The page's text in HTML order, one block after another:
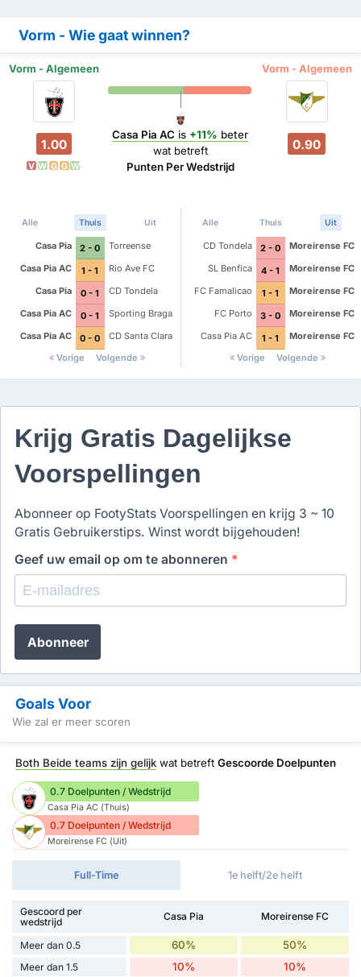
Vorm - Wie gaat winnen?
Vorm - Algemeen Vorm - Algemeen
1.00
V W G G W
Casa Pia AC is +11% beter
wat betreft
Punten Per Wedstrijd
0.90
Alle Thuis Uit
Casa Pia 2 - 0
Torreense
Casa Pia AC
1 - 1
Rio Ave FC
Casa Pia
0 - 1
CD Tondela
Casa Pia AC
0 - 1
Sporting Braga
Casa Pia AC
0 - 0
CD Santa Clara
Vorige
Volgende
Alle Thuis Uit
CD Tondela 2 - 0
Moreirense FC
SL Benfica
4 - 1
Moreirense FC
FC Famalicao
1 - 1
Moreirense FC
FC Porto
3 - 0
Moreirense FC
Casa Pia AC
1 - 1
Moreirense FC
Vorige
Volgende
Krijg Gratis Dagelijkse
Voorspellingen
Abonneer op FootyStats Voorspellingen en krijg 3 ~ 10
Gratis Gebruikerstips. Winst wordt bijgehouden!
Geef uw email op om te abonneren *
Abonneer
Goals Voor
Wie zal er meer scoren
Both Beide teams zijn gelijk wat betreft Gescoorde Doelpunten
0.7 Doelpunten / Wedstrijd
Casa Pia AC (Thuis)
0.7 Doelpunten / Wedstrijd
Moreirense FC (Uit)
Full-Time 1e helft/2e helft
Gescoord per
wedstrijd
Casa Pia Moreirense FC
Meer dan 0.5 60% 50%
Meer dan 1.5 10% 10%